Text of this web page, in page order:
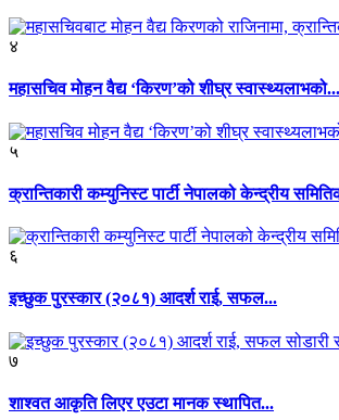
४
महासचिव मोहन वैद्य ‘किरण’को शीघ्र स्वास्थ्यलाभको...
५
क्रान्तिकारी कम्युनिस्ट पार्टी नेपालको केन्द्रीय
६
इच्छुक पुरस्कार (२०८१) आदर्श राई, सफल...
७
शाश्वत आकृति लिएर एउटा मानक स्थापित...